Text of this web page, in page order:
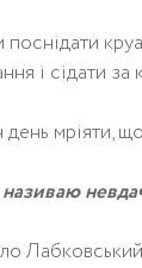
поснідати
і сідати за
мріяти,
Лабковський